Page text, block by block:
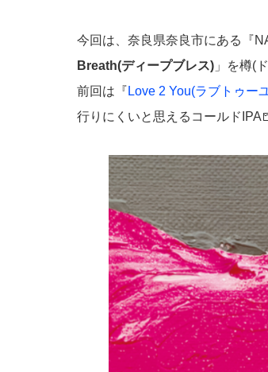
今回は、奈良県奈良市にある『
Breath(ディープブレス) 」を樽(
前回は『 Love 2 You(ラブトゥー
行りにくいと思えるコールド